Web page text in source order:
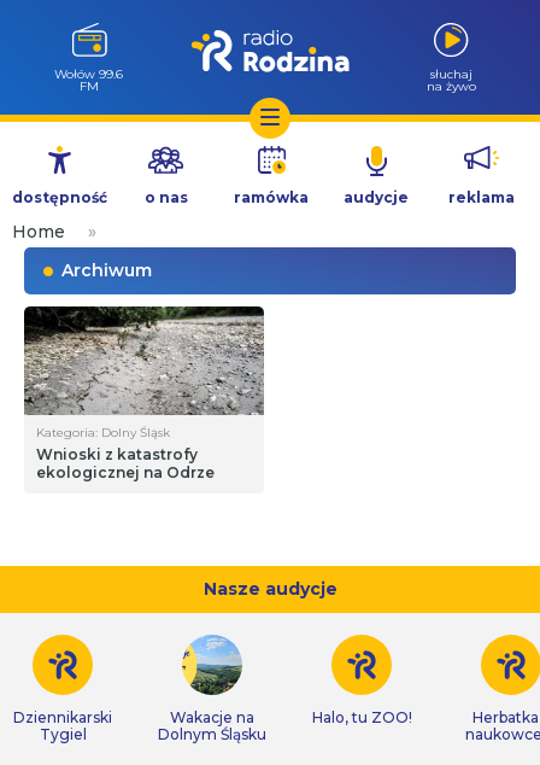
Przejdź
treści
Wołów 99.6
FM
słuchaj
na żywo
dostępność o nas ramówka audycje reklama
Home
»
Archiwum
Kategoria: Dolny Śląsk
Wnioski z katastrofy
ekologicznej na Odrze
Nasze audycje
Dziennikarski
Tygiel
Wakacje na
Dolnym Śląsku
Halo, tu ZOO!